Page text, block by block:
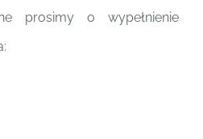
prosimy owypełnienie